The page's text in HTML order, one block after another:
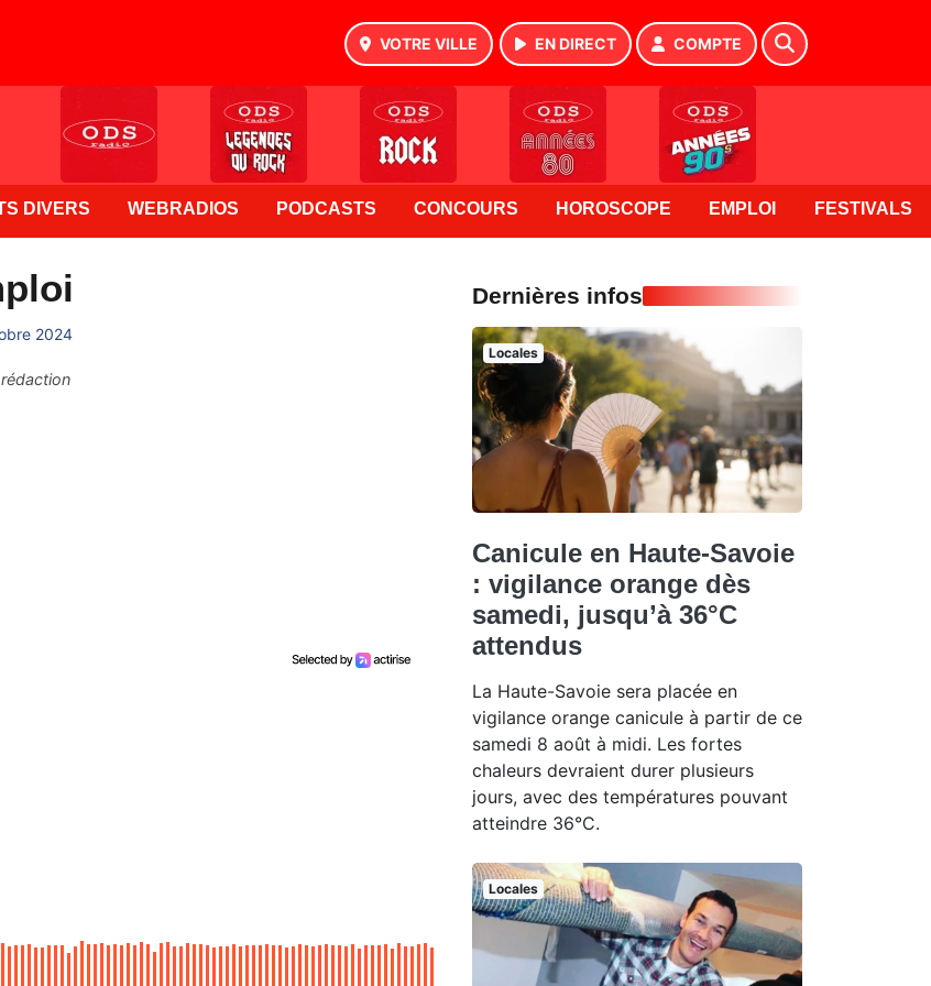
VOTRE VILLE EN DIRECT COMPTE
DIVERS WEBRADIOS PODCASTS CONCOURS HOROSCOPE EMPLOI FESTIVALS
2024
Dernières infos
Locales
Canicule en Haute-Savoie
: vigilance orange dès
samedi, jusqu’à 36°C
attendus
La Haute-Savoie sera placée en
vigilance orange canicule à partir de ce
samedi 8 août à midi. Les fortes
chaleurs devraient durer plusieurs
jours, avec des températures pouvant
atteindre 36°C.
Locales